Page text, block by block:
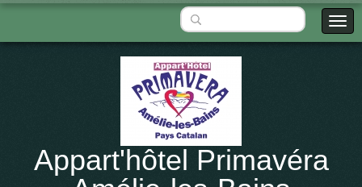
Appart'hôtel Primavéra